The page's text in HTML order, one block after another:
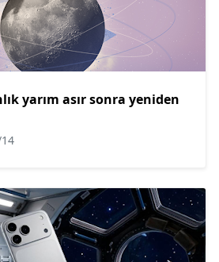
yarım asır sonra yeniden